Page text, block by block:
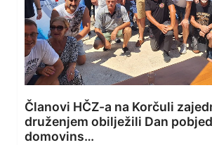
Članovi HČZ-a na Korčuli
druženjem obilježili Dan
domovins…